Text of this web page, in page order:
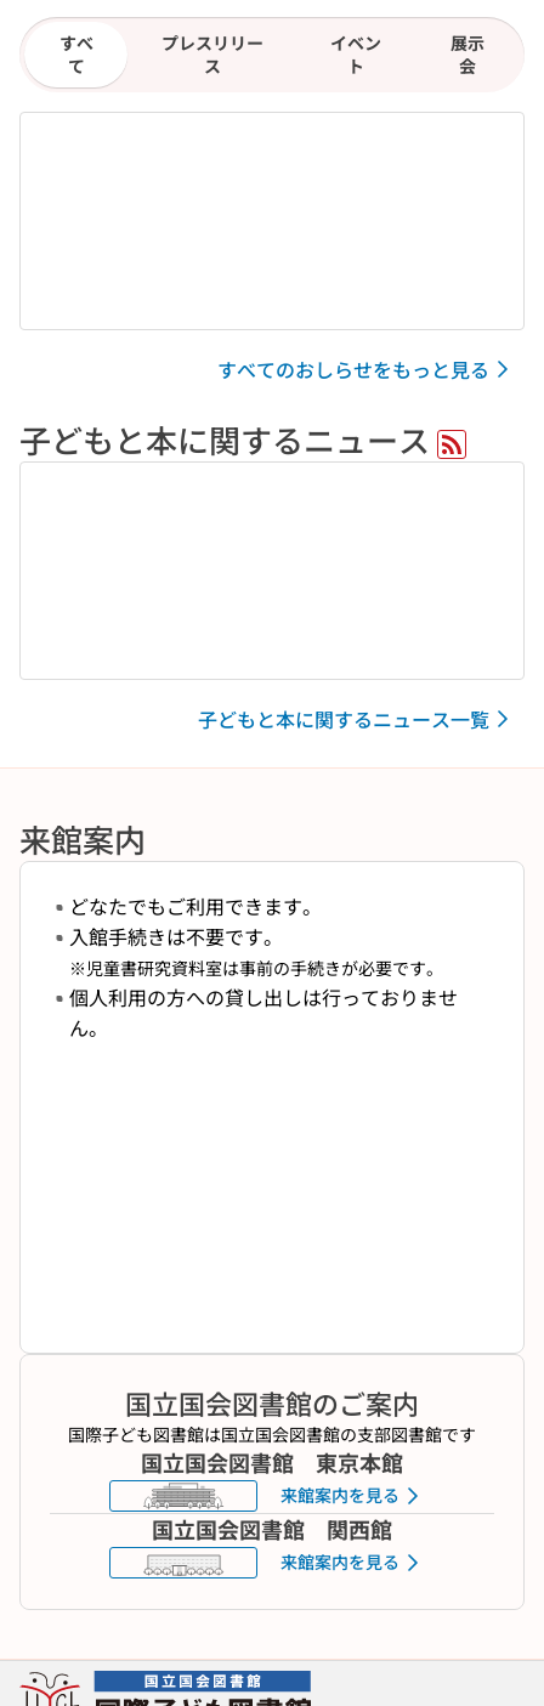
すべ
て
プレスリリー
ス
イベン
ト
展示
会
すべてのおしらせをもっと見る
子どもと本に関するニュース RSS
子どもと本に関するニュース一覧
来館案内
どなたでもご利用できます。
入館手続きは不要です。
※児童書研究資料室は事前の手続きが必要です。
個人利用の方への貸し出しは行っておりませ
ん。
国立国会図書館のご案内
国際子ども図書館は国立国会図書館の支部図書館です
国立国会図書館 東京本館
来館案内を見る
国立国会図書館 関西館
来館案内を見る